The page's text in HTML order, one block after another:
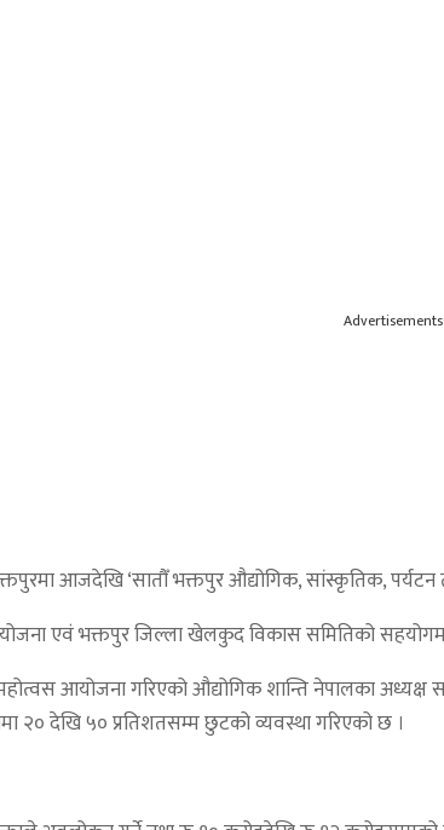
Advertisements
आजदेखि ‘सातौँ भक्तपुर औद्योगिक, सांस्कृतिक,
एवं भक्तपुर जिल्ला खेलकुद विकास समितिको सहयोगमा
आयोजना गरिएको औद्योगिक शान्ति नेपालका अध्यक्ष
२० देखि ५० प्रतिशतसम्म छुटको व्यवस्था गरिएको छ ।